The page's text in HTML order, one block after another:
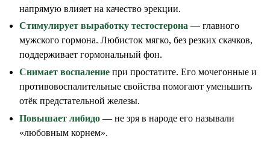
напрямую влияет на качество эрекции.
Стимулирует выработку тестостерона — главного
мужского гормона. Любисток мягко, без резких скачков,
поддерживает гормональный фон.
Снимает воспаление при простатите. Его мочегонные и
противовоспалительные свойства помогают уменьшить
отёк предстательной железы.
Повышает либидо — не зря в народе его называли
«любовным корнем».